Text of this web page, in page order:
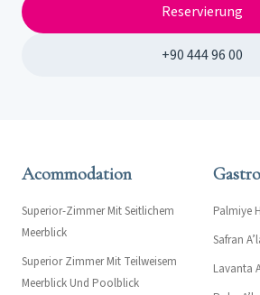
Reservierung
+90 444 96 00
Acommodation
Superior-Zimmer Mit Seitlichem
Meerblick
Superior Zimmer Mit Teilweisem
Meerblick Und Poolblick
Palmiye
Safran
Lavanta